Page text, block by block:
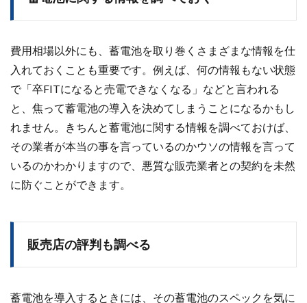
費用相場以外にも、蓄電池を取り巻くさまざまな情報を仕
入れておくことも重要です。例えば、何の情報もない状態
で「卒FITになると売電できなくなる」などと言われる
と、焦って蓄電池の導入を決めてしまうことになるかもし
れません。きちんと蓄電池に関する情報を調べておけば、
その業者が本当の事を言っているのかウソの情報を言って
いるのかわかりますので、悪質な販売業者との契約を未然
に防ぐことができます。
販売店の評判も調べる
蓄電池を導入するときには、その蓄電池のスペックを気に